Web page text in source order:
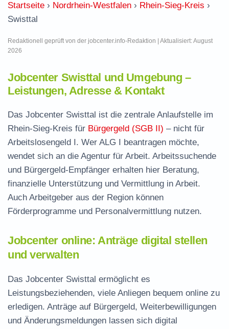
Startseite › Nordrhein-Westfalen › Rhein-Sieg-Kreis ›
Swisttal
Redaktionell geprüft von der jobcenter.info-Redaktion | Aktualisiert: August
2026
Jobcenter Swisttal und Umgebung –
Leistungen, Adresse & Kontakt
Das Jobcenter Swisttal ist die zentrale Anlaufstelle im
Rhein-Sieg-Kreis für Bürgergeld (SGB II) – nicht für
Arbeitslosengeld I. Wer ALG I beantragen möchte,
wendet sich an die Agentur für Arbeit. Arbeitssuchende
und Bürgergeld-Empfänger erhalten hier Beratung,
finanzielle Unterstützung und Vermittlung in Arbeit.
Auch Arbeitgeber aus der Region können
Förderprogramme und Personalvermittlung nutzen.
Jobcenter online: Anträge digital stellen
und verwalten
Das Jobcenter Swisttal ermöglicht es
Leistungsbeziehenden, viele Anliegen bequem online zu
erledigen. Anträge auf Bürgergeld, Weiterbewilligungen
und Änderungsmeldungen lassen sich digital